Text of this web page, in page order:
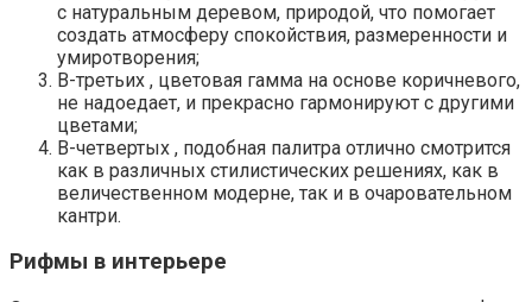
с натуральным деревом, природой, что помогает
создать атмосферу спокойствия, размеренности и
умиротворения;
В-третьих , цветовая гамма на основе коричневого,
не надоедает, и прекрасно гармонируют с другими
цветами;
В-четвертых , подобная палитра отлично смотрится
как в различных стилистических решениях, как в
величественном модерне, так и в очаровательном
кантри.
Рифмы в интерьере